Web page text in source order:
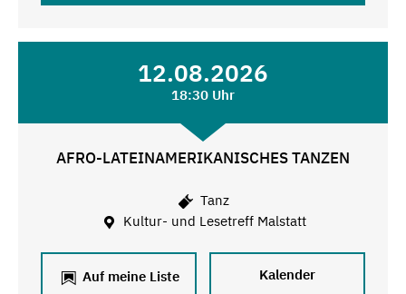
12.08.2026
18:30 Uhr
AFRO-LATEINAMERIKANISCHES TANZEN
Tanz
Kultur- und Lesetreff Malstatt
Auf meine Liste Kalender